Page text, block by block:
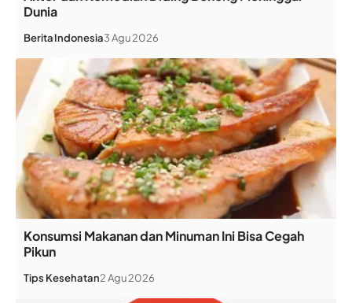
Dunia
BeritaIndonesia3 Agu 2026
Konsumsi Makanan dan Minuman Ini Bisa Cegah
Pikun
Tips Kesehatan2 Agu 2026